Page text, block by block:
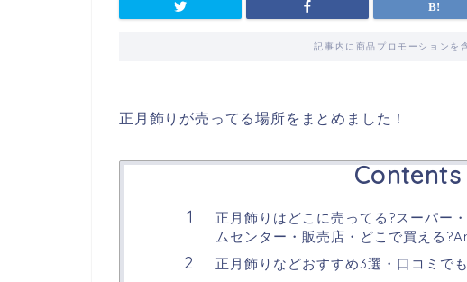
記事内に商品プロモーションを
正月飾りが売ってる場所をまとめました！
Contents
正月飾りはどこに売ってる?スーパー
ムセンター・販売店・どこで買える
正月飾りなどおすすめ3選・口コミで